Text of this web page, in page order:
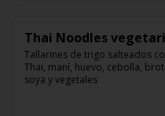
Thai Noodles
Tallarines de trigo salteados
Thai, maní, huevo, cebolla,
soya y vegetales